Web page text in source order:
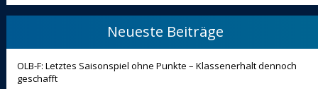
Neueste Beiträge
OLB-F: Letztes Saisonspiel ohne Punkte – Klassenerhalt dennoch
geschafft